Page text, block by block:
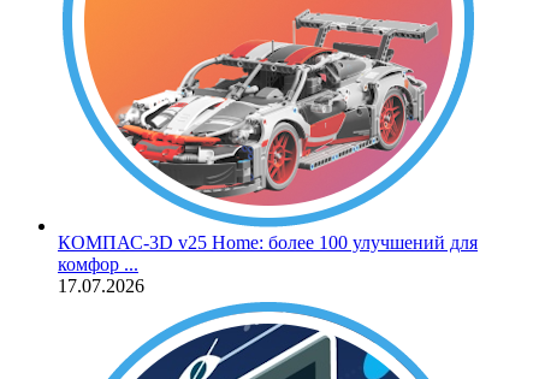
КОМПАС‑3D v25 Home: более 100 улучшений для
комфор ...
17.07.2026